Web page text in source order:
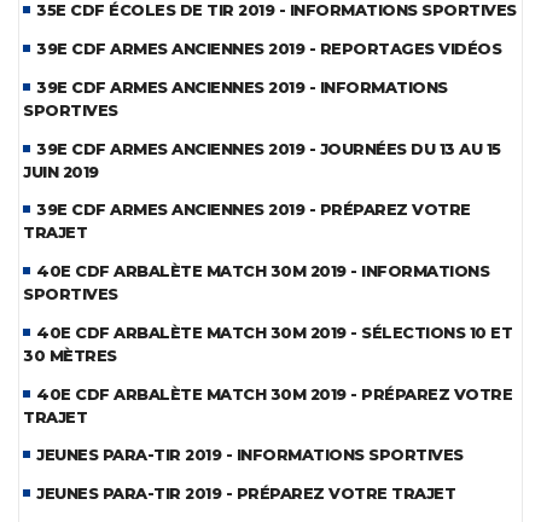
35E CDF ÉCOLES DE TIR 2019 - INFORMATIONS SPORTIVES
39E CDF ARMES ANCIENNES 2019 - REPORTAGES VIDÉOS
39E CDF ARMES ANCIENNES 2019 - INFORMATIONS
SPORTIVES
39E CDF ARMES ANCIENNES 2019 - JOURNÉES DU 13 AU 15
JUIN 2019
39E CDF ARMES ANCIENNES 2019 - PRÉPAREZ VOTRE
TRAJET
40E CDF ARBALÈTE MATCH 30M 2019 - INFORMATIONS
SPORTIVES
40E CDF ARBALÈTE MATCH 30M 2019 - SÉLECTIONS 10 ET
30 MÈTRES
40E CDF ARBALÈTE MATCH 30M 2019 - PRÉPAREZ VOTRE
TRAJET
JEUNES PARA-TIR 2019 - INFORMATIONS SPORTIVES
JEUNES PARA-TIR 2019 - PRÉPAREZ VOTRE TRAJET